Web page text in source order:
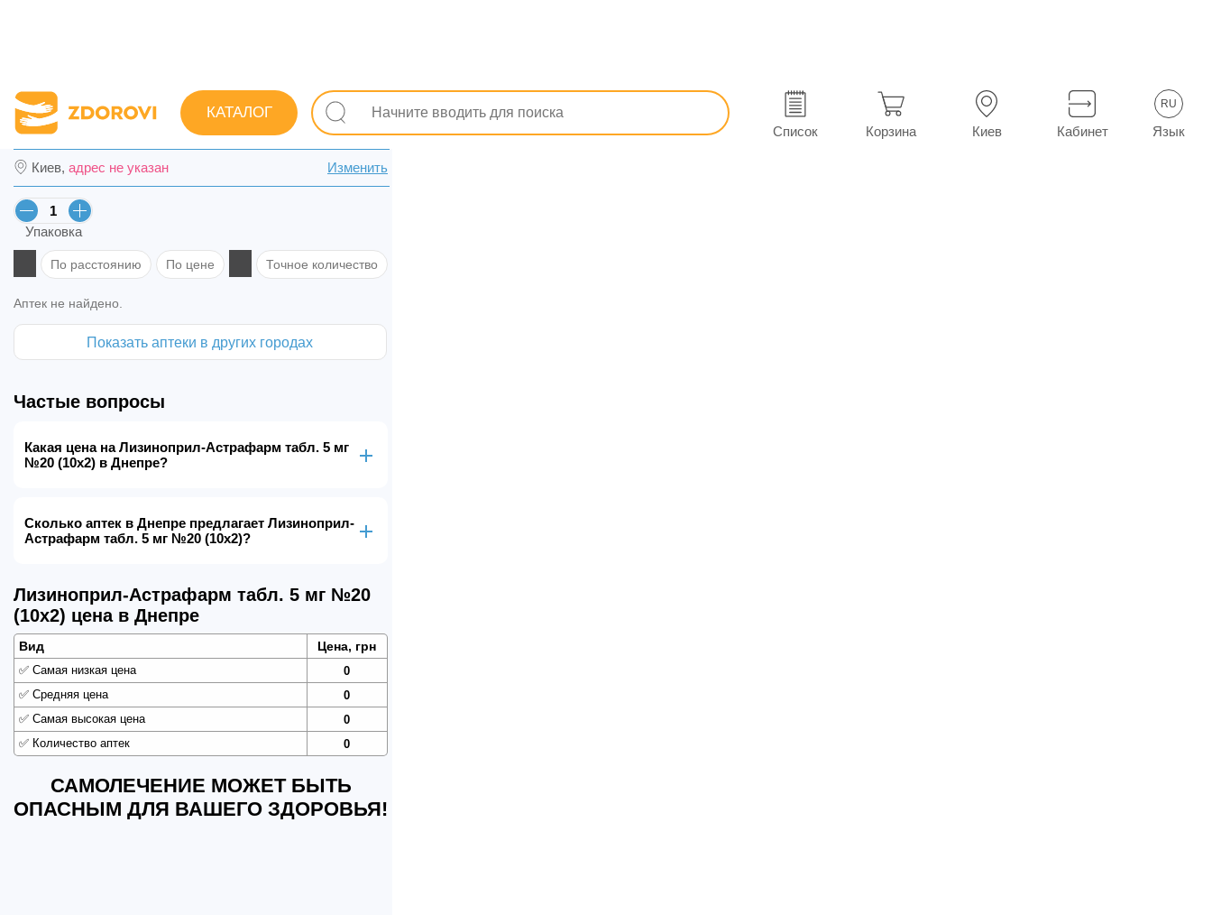
КАТАЛОГ
Список Корзина Киев Кабинет
RU
Язык
Поиск лекарств Лекарства Сердечно-сосудистые От высокого артериального давления Лизиноприл-Астрафарм табл. 5 мг №20 (10х2)
Лизиноприл-Астрафарм табл. 5 мг №20 (10х2) в Днепре
Киев, адрес не указан Изменить
Упаковка
По расстоянию По цене Точное количество
Аптек не найдено.
Показать аптеки в других городах
Частые вопросы
Какая цена на Лизиноприл-Астрафарм табл. 5 мг
№20 (10х2) в Днепре?
Сколько аптек в Днепре предлагает Лизиноприл-
Астрафарм табл. 5 мг №20 (10х2)?
Лизиноприл-Астрафарм табл. 5 мг №20
(10х2) цена в Днепре
Вид Цена, грн
✅ Самая низкая цена
0
✅ Средняя цена
0
✅ Самая высокая цена
0
✅ Количество аптек 0
САМОЛЕЧЕНИЕ МОЖЕТ БЫТЬ
ОПАСНЫМ ДЛЯ ВАШЕГО ЗДОРОВЬЯ!